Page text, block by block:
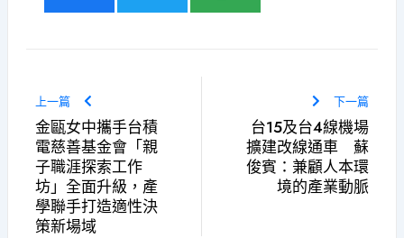
上一篇
金甌女中攜手台積
電慈善基金會「親
子職涯探索工作
坊」全面升級，產
學聯手打造適性決
策新場域
下一篇
台15及台4線機場
擴建改線通車 蘇
俊賓：兼顧人本環
境的產業動脈